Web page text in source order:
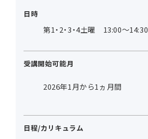
日時
第1・2・3・4土曜 13:00～14:30
受講開始可能月
2026年1月から1ヵ月間
日程/カリキュラム